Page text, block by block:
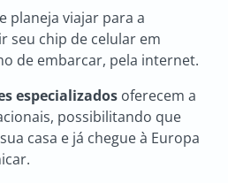
planeja viajar para a
seu chip de celular em
de embarcar, pela internet.
especializados oferecem a
possibilitando que
casa e já chegue à Europa